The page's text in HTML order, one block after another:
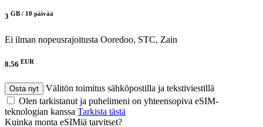
3 GB / 10 päivää
Ei ilman nopeusrajoitusta Ooredoo, STC, Zain
8.56 EUR
Osta nyt
Välitön toimitus sähköpostilla ja tekstiviestillä
Olen tarkistanut ja puhelimeni on yhteensopiva eSIM-
teknologian kanssa Tarkista tästä
Kuinka monta eSIMiä tarvitset?